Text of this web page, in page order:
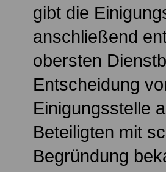
gibt die
anschließend
obersten
Entscheidung
Einigungsstelle
Beteiligten mit
Begründung